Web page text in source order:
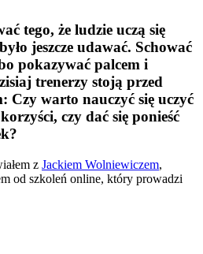
tego, że ludzie uczą się
jeszcze udawać. Schować
pokazywać palcem i
trenerzy stoją przed
Czy warto nauczyć się uczyć
czy dać się ponieść
z Jackiem Wolniewiczem,
od szkoleń online, który prowadzi